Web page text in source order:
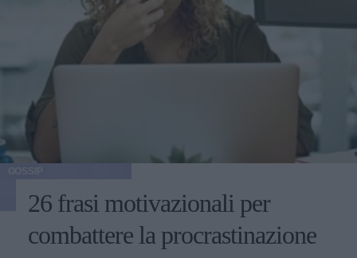
26 frasi motivazionali per
combattere la procrastinazione